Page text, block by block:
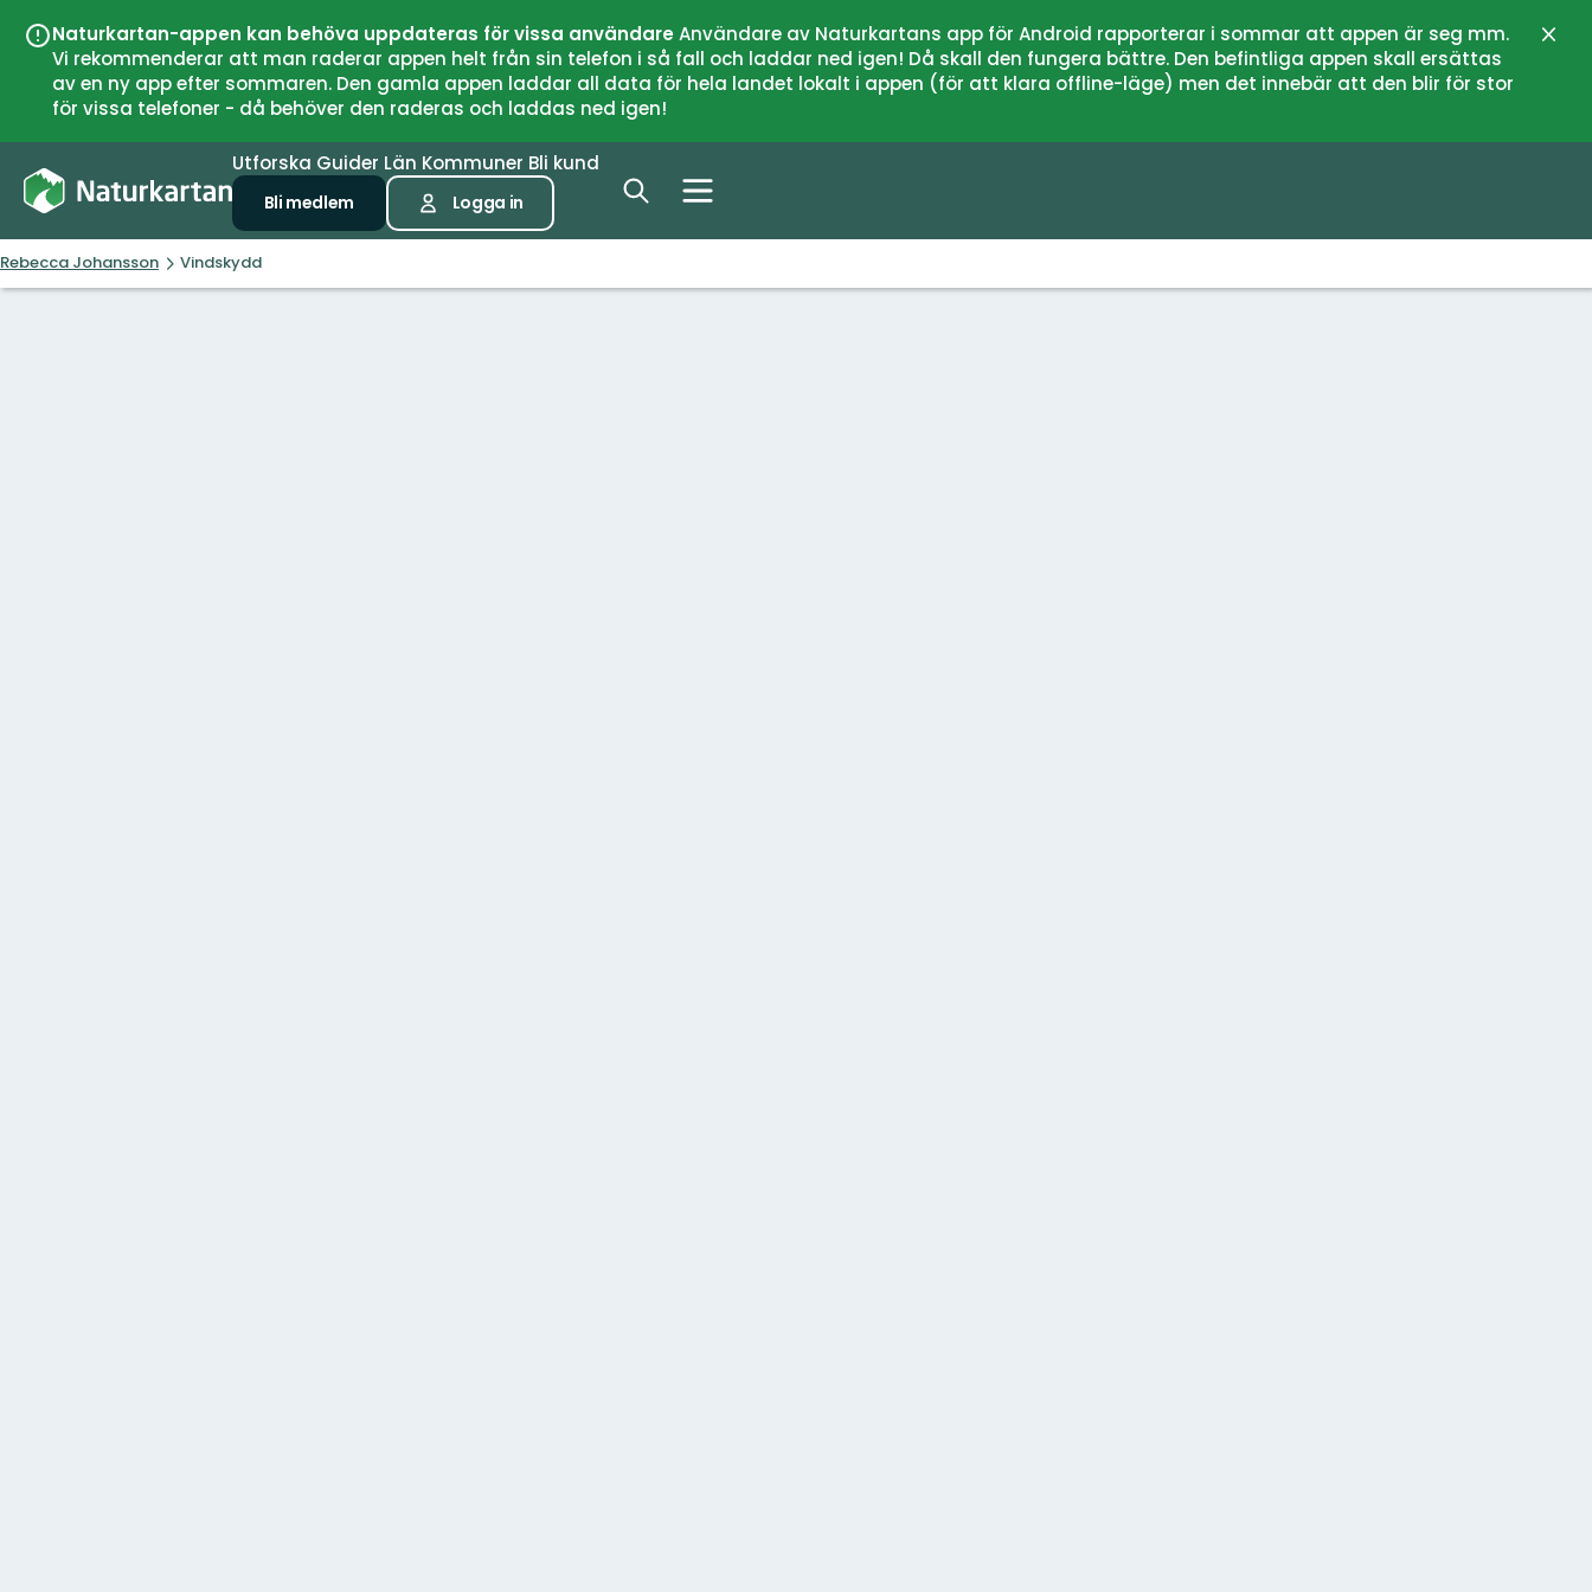
Naturkartan-appen kan behöva uppdateras för vissa användareAnvändare av Naturkartans app för Android rapporterar i sommar att appen är seg mm.
Vi rekommenderar att man raderar appen helt från sin telefon i så fall och laddar ned igen! Då skall den fungera bättre. Den befintliga appen skall ersättas
av en ny app efter sommaren. Den gamla appen laddar all data för hela landet lokalt i appen (för att klara offline-läge) men det innebär att den blir för stor
för vissa telefoner - då behöver den raderas och laddas ned igen!
Utforska Guider Län Kommuner Bli kund
Bli medlem Logga in
Rebecca Johansson Vindskydd